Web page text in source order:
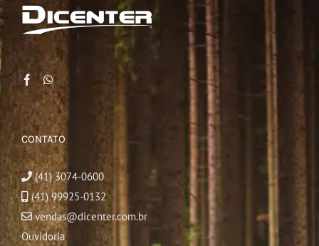
CONTATO
(41) 3074-0600
(41) 99925-0132
vendas@dicenter.com.br
Ouvidoria